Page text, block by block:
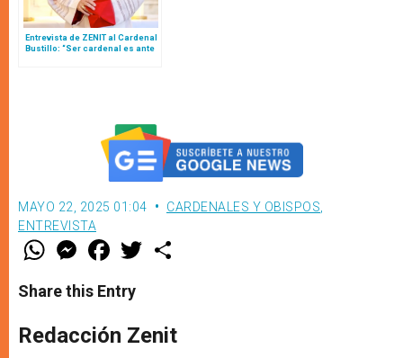
Entrevista de ZENIT al Cardenal
Bustillo: “Ser cardenal es ante
MAYO 22, 2025 01:04 CARDENALES Y OBISPOS
ENTREVISTA
W
t
s
p
p
M
e
s
e
g
e
F
a
e
b
o
k
w
r
Share this Entry
Redacción Zenit